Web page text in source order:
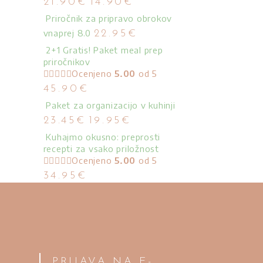
je
bila:
je:
14.90€.
Priročnik za pripravo obrokov
vnaprej 8.0 22.95 €
2+1 Gratis! Paket meal prep
priročnikov
Ocenjeno 5.00 od 5
45.90 €
Paket za organizacijo v kuhinji
23.45 € Izvirna
je
bila:
23.45€.
19.95 €
je:
19.95€.
Kuhajmo okusno: preprosti
recepti za vsako priložnost
Ocenjeno 5.00 od 5
34.95 €